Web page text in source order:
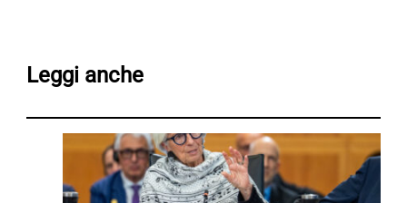
Leggi anche